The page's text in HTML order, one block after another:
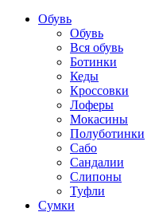
Обувь
Обувь
Вся обувь
Ботинки
Кеды
Кроссовки
Лоферы
Мокасины
Полуботинки
Сабо
Сандалии
Слипоны
Туфли
Сумки